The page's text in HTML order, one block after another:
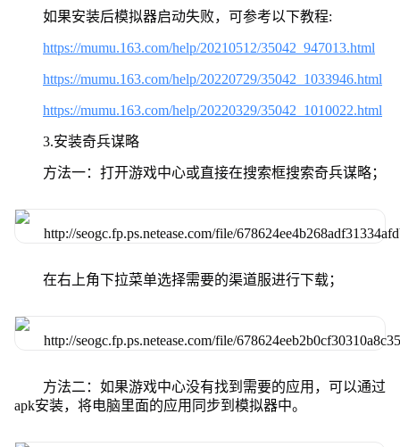
如果安装后模拟器启动失败，可参考以下教程:
https://mumu.163.com/help/20210512/35042_947013.html
https://mumu.163.com/help/20220729/35042_1033946.html
https://mumu.163.com/help/20220329/35042_1010022.html
3.安装奇兵谋略
方法一：打开游戏中心或直接在搜索框搜索奇兵谋略；
在右上角下拉菜单选择需要的渠道服进行下载；
方法二：如果游戏中心没有找到需要的应用，可以通过
apk安装，将电脑里面的应用同步到模拟器中。